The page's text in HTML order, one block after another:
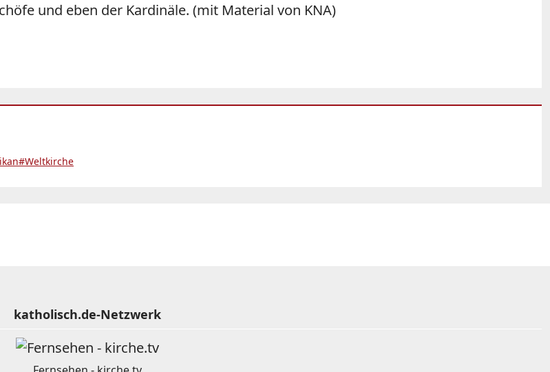
und eben der Kardinäle. (mit Material von KNA)
#Weltkirche
katholisch.de-Netzwerk